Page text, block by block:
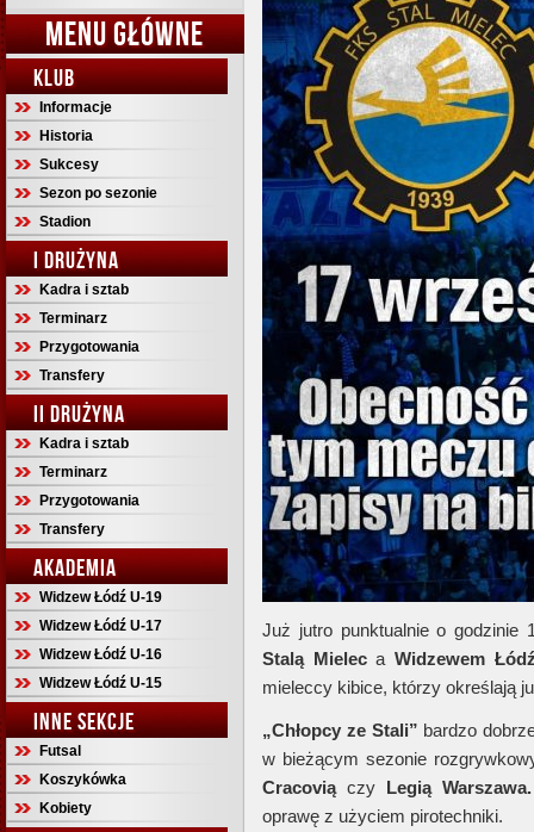
MENU GŁÓWNE
KLUB
Informacje
Historia
Sukcesy
Sezon po sezonie
Stadion
I DRUŻYNA
Kadra i sztab
Terminarz
Przygotowania
Transfery
II DRUŻYNA
Kadra i sztab
Terminarz
Przygotowania
Transfery
AKADEMIA
Widzew Łódź U-19
Widzew Łódź U-17
Widzew Łódź U-16
Widzew Łódź U-15
INNE SEKCJE
Futsal
Koszykówka
Kobiety
Już jutro punktualnie o godzinie
Stalą MielecaWidzewem
mieleccy kibice, którzy określają
„Chłopcy ze Stali” bardzo
w bieżącym sezonie
Cracoviączy Legią Warszawa.
oprawę z użyciem pirotechniki.